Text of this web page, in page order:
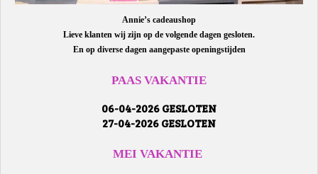
Annie’s cadeaushop
Lieve klanten wij zijn op de volgende dagen gesloten.
En op diverse dagen aangepaste openingstijden
PAAS VAKANTIE
06-04-2026 GESLOTEN
27-04-2026 GESLOTEN
MEI VAKANTIE